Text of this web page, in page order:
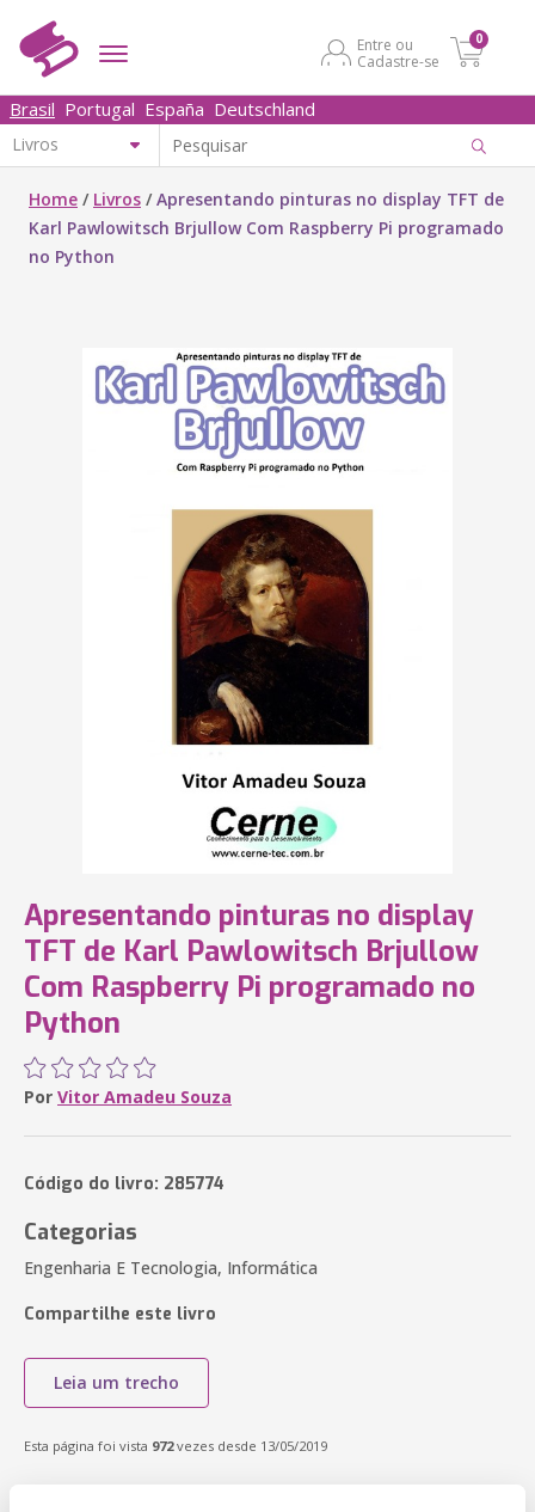
Entre ou
Cadastre-se
0
Brasil Portugal España Deutschland
Home / Livros /Apresentando pinturas no display TFT de
Karl Pawlowitsch Brjullow Com Raspberry Pi programado
no Python
Apresentando pinturas no display
TFT de Karl Pawlowitsch Brjullow
Com Raspberry Pi programado no
Python
Por Vitor Amadeu Souza
Código do livro: 285774
Categorias
Engenharia E Tecnologia, Informática
Compartilhe este livro
Leia um trecho
Esta página foi vista 972vezes desde 13/05/2019